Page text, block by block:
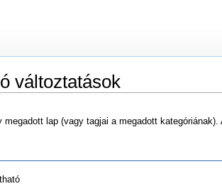
változtatások
lap (vagy tagjai a megadott kategóriának).